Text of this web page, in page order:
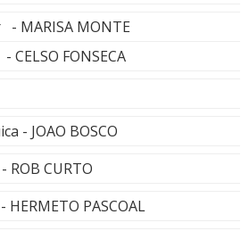
MARISA MONTE
FONSECA
- JOAO BOSCO
ROB CURTO
PASCOAL